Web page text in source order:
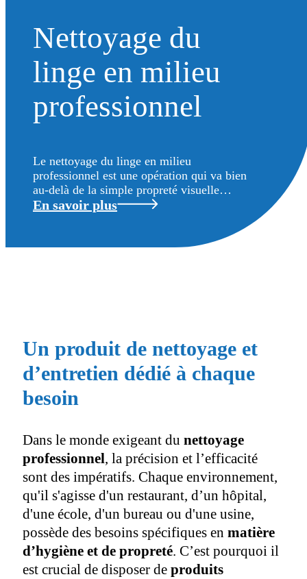
Nettoyage du
linge en milieu
professionnel
Le nettoyage du linge en milieu
professionnel est une opération qui va bien
au-delà de la simple propreté visuelle…
En savoir plus
Un produit de nettoyage et
d’entretien dédié à chaque
besoin
Dans le monde exigeant du nettoyage
professionnel, la précision et l’efficacité
sont des impératifs. Chaque environnement,
qu'il s'agisse d'un restaurant, d’un hôpital,
d'une école, d'un bureau ou d'une usine,
possède des besoins spécifiques en matière
d’hygiène et de propreté. C’est pourquoi il
est crucial de disposer de produits